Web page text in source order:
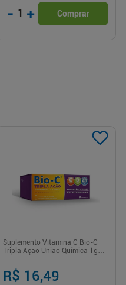
- 1 + Comprar
Suplemento Vitamina C Bio-C
Tripla Ação União Química 1g
Unidades
R$ 16,49